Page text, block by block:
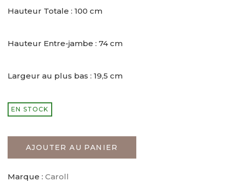
Hauteur Totale : 100 cm
Hauteur Entre-jambe : 74 cm
Largeur au plus bas : 19,5 cm
EN STOCK
AJOUTER AU PANIER
Marque : Caroll